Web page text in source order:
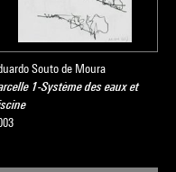
Souto de Moura
1-Système des eaux et